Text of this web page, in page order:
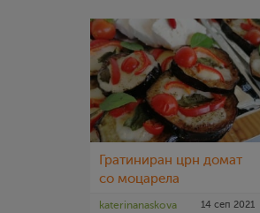
Гратиниран црн домат
со моцарела
katerinanaskova 14 сеп 2021